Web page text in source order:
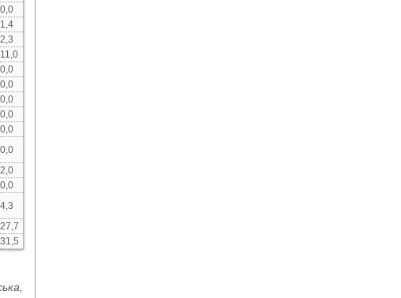
0,0
1,4
2,3
11,0
0,0
0,0
0,0
0,0
0,0
0,0
2,0
0,0
4,3
27,7
31,5